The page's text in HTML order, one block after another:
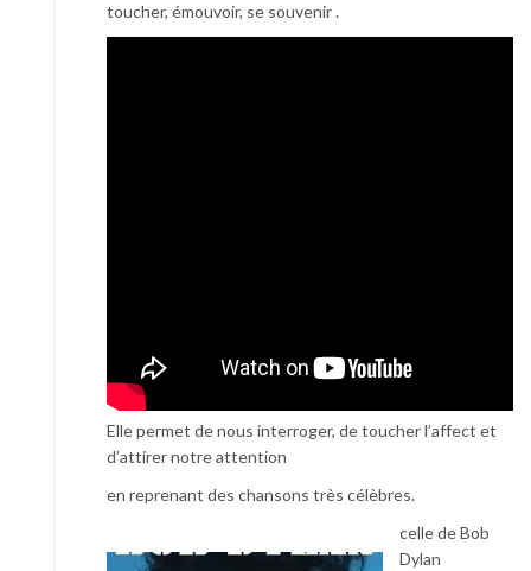
toucher, émouvoir, se souvenir .
Elle permet de nous interroger, de toucher l’affect et
d’attirer notre attention
en reprenant des chansons très célèbres.
celle de Bob
Dylan